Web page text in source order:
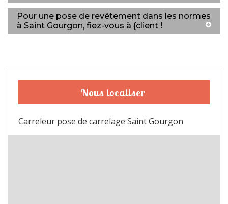
Pour une pose de revêtement dans les normes
à Saint Gourgon, fiez-vous à {client !
Nous localiser
Carreleur pose de carrelage Saint Gourgon